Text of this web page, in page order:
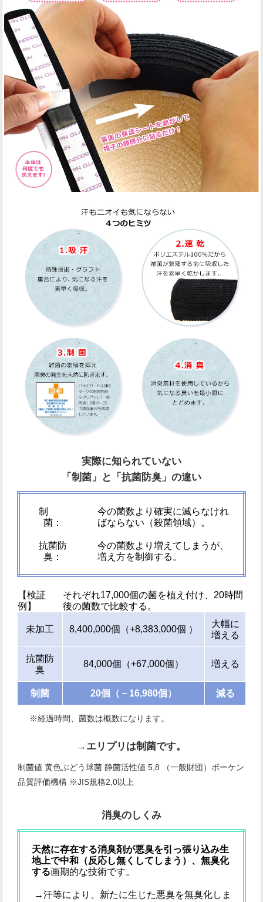
実際に知られていない
「制菌」と「抗菌防臭」の違い
制
菌：
今の菌数より確実に滅らなけれ
ばならない（殺菌領域）。
抗菌防
臭：
今の菌数より増えてしまうが、
増え方を制御する。
【検証
例】
それぞれ17,000個の菌を植え付け、20時間
後の菌数で比較する。
未加工 8,400,000個（+8,383,000個 ）
大幅に
増える
抗菌防
臭
84,000個（+67,000個） 増える
制菌 20個（－16,980個） 減る
※経過時間、菌数は概数になります。
→エリプリは制菌です。
制菌値 黄色ぶどう球菌 静菌活性値 5,8 （一般財団）ボーケン
品質評価機構 ※JIS規格2,0以上
消臭のしくみ
天然に存在する消臭剤が悪臭を引っ張り込み生
地上で中和（反応し無くしてしまう）、無臭化
する画期的な技術です。
→汗等により、新たに生じた悪臭を無臭化しま